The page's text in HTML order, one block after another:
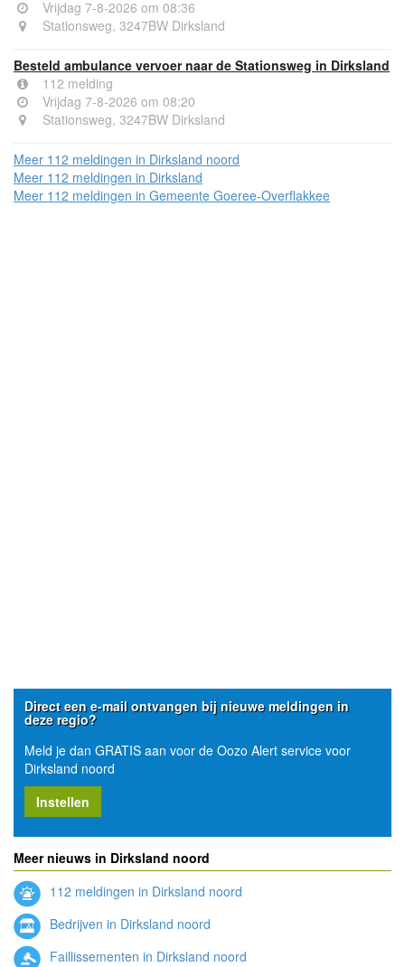
Vrijdag 7-8-2026 om 08:36
Stationsweg, 3247BW Dirksland
Besteld ambulance vervoer naar de Stationsweg in Dirksland
112 melding
Vrijdag 7-8-2026 om 08:20
Stationsweg, 3247BW Dirksland
Meer 112 meldingen in Dirksland noord
Meer 112 meldingen in Dirksland
Meer 112 meldingen in Gemeente Goeree-Overflakkee
Direct een e-mail ontvangen bij nieuwe meldingen in
deze regio?
Meld je dan GRATIS aan voor de Oozo Alert service voor
Dirksland noord
Instellen
Meer nieuws in Dirksland noord
112 meldingen in Dirksland noord
Bedrijven in Dirksland noord
Faillissementen in Dirksland noord